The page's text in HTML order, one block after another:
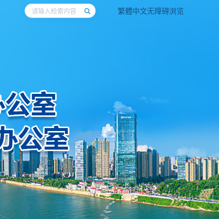
繁體中文无障碍浏览